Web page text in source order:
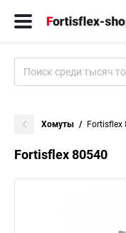
Хомуты Fortisflex
Fortisflex 80540